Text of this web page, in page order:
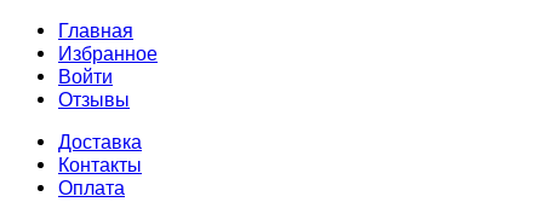
Главная
Избранное
Войти
Отзывы
Доставка
Контакты
Оплата